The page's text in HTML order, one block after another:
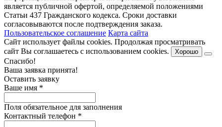
является публичной офертой, определяемой положениями
Статьи 437 Гражданского кодекса. Сроки доставки
согласовываются после подтверждения заказа.
Пользовательское соглашение Карта сайта
Сайт использует файлы cookies. Продолжая просматривать
сайт Вы соглашаетесь с использованием cookies.
Хорошо
Спасибо!
Ваша заявка принята!
Оставить заявку
Ваше имя *
Поля обязательное для заполнения
Контактный телефон *